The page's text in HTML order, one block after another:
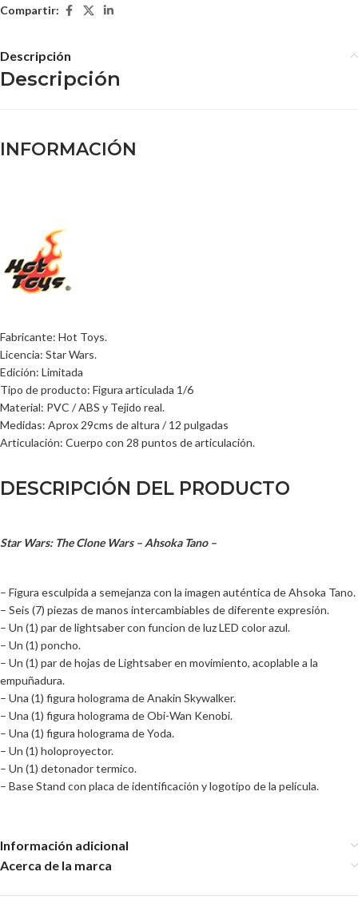
Compartir:
Descripción
Descripción
INFORMACIÓN
Fabricante: Hot Toys.
Licencia: Star Wars.
Edición: Limitada
Tipo de producto: Figura articulada 1/6
Material: PVC / ABS y Tejido real.
Medidas: Aprox 29cms de altura / 12 pulgadas
Articulación: Cuerpo con 28 puntos de articulación.
DESCRIPCIÓN DEL PRODUCTO
Star Wars: The Clone Wars – Ahsoka Tano –
– Figura esculpida a semejanza con la imagen auténtica de Ahsoka Tano.
– Seis (7) piezas de manos intercambiables de diferente expresión.
– Un (1) par de lightsaber con funcion de luz LED color azul.
– Un (1) poncho.
– Un (1) par de hojas de Lightsaber en movimiento, acoplable a la
empuñadura.
– Una (1) figura holograma de Anakin Skywalker.
– Una (1) figura holograma de Obi-Wan Kenobi.
– Una (1) figura holograma de Yoda.
– Un (1) holoproyector.
– Un (1) detonador termico.
– Base Stand con placa de identificación y logotipo de la película.
Información adicional
Acerca de la marca